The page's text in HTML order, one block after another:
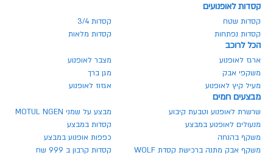
קסדות לאופנועים
קסדות שטח
קסדות 3/4
קסדות נפתחות
קסדות מלאות
הכל לרוכב
ארגז לאופנוע
מצבר לאופנוע
משקפי אבק
מגן ברך
מעיל קיץ לאופנוע
אגזוז לאופנוע
מבצעים חמים
שרשרת לאופנוע וטבעת קיבוע
מבצע על שמני MOTUL NGEN
מנעולים לאופנוע במבצע
קסדות במבצע
משקף בהנחה
כפפות אופנוע במבצע
משקף אבק מתנה ברכישת קסדת WOLF
קסדות קרבון ב 999 שח